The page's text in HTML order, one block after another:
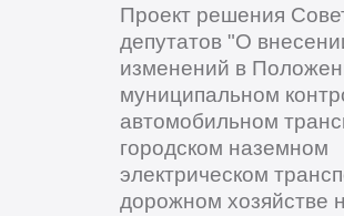
Проект решения
депутатов "О
изменений в
муниципальном
автомобильном
городском наземном
электрическом
дорожном хозяйстве